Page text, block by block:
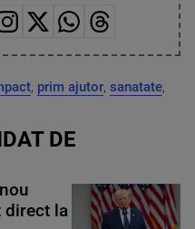
, prim ajutor, sanatate,
DE
direct la